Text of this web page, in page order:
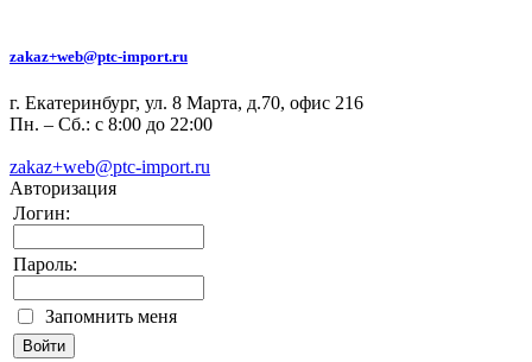
zakaz+web@ptc-import.ru
г. Екатеринбург, ул. 8 Марта, д.70, офис 216
Пн. – Сб.: с 8:00 до 22:00
zakaz+web@ptc-import.ru
Авторизация
Логин:
Пароль:
Запомнить меня